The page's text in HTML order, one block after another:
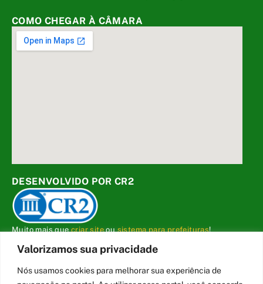
Valorizamos sua privacidade
Nós usamos cookies para melhorar sua experiência de
COMO CHEGAR À CÂMARA
DESENVOLVIDO POR CR2
Muito mais quecriar siteousistema para prefeituras!
contrato que todas as exigências dasleis de transparência